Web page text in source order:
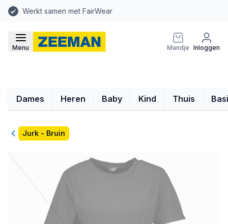
Werkt samen met FairWear
Menu Mandje Inloggen
Dames Heren Baby Kind Thuis
TerugJurk - Bruin